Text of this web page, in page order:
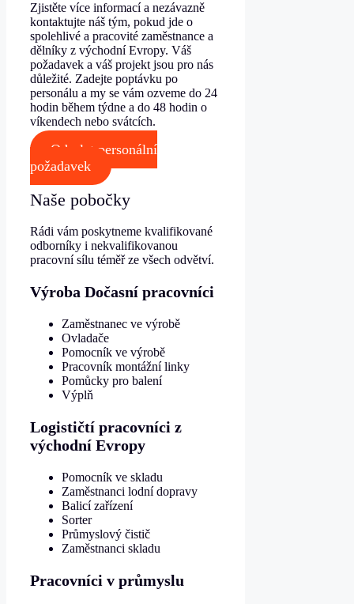
Zjistěte více informací a nezávazně
kontaktujte náš tým, pokud jde o
spolehlivé a pracovité zaměstnance a
dělníky z východní Evropy. Váš
požadavek a váš projekt jsou pro nás
důležité. Zadejte poptávku po
personálu a my se vám ozveme do 24
hodin během týdne a do 48 hodin o
víkendech nebo svátcích.
Odeslat personální
požadavek
Naše pobočky
Rádi vám poskytneme kvalifikované
odborníky i nekvalifikovanou
pracovní sílu téměř ze všech odvětví.
Výroba Dočasní pracovníci
Zaměstnanec ve výrobě
Ovladače
Pomocník ve výrobě
Pracovník montážní linky
Pomůcky pro balení
Výplň
Logističtí pracovníci z
východní Evropy
Pomocník ve skladu
Zaměstnanci lodní dopravy
Balicí zařízení
Sorter
Průmyslový čistič
Zaměstnanci skladu
Pracovníci v průmyslu